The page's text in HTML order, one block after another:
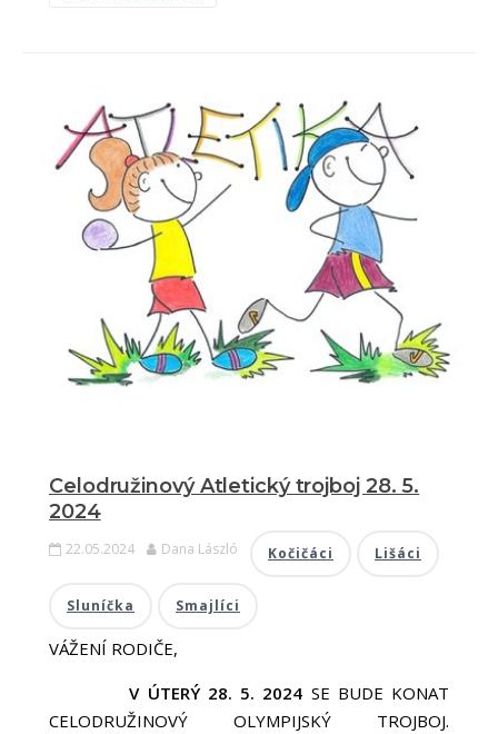
Celodružinový Atletický trojboj 28. 5.
2024
22.05.2024 Dana László Kočičáci Lišáci
Sluníčka Smajlíci
VÁŽENÍ RODIČE,
V ÚTERÝ 28. 5. 2024 SE BUDE KONAT
CELODRUŽINOVÝ OLYMPIJSKÝ TROJBOJ.